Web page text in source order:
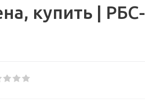
купить | РБС-